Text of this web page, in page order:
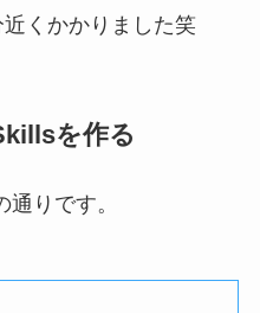
くかかりました笑
を作る
りです。